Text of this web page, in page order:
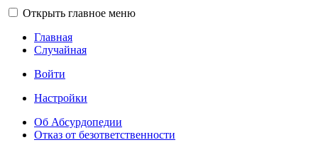
Открыть главное меню
Главная
Случайная
Войти
Настройки
Об Абсурдопедии
Отказ от безответственности